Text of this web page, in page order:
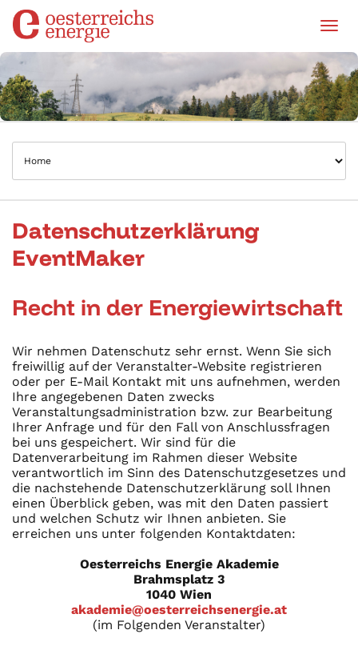
Datenschutzerklärung
EventMaker
Recht in der Energiewirtschaft
Wir nehmen Datenschutz sehr ernst. Wenn Sie sich
freiwillig auf der Veranstalter-Website registrieren
oder per E-Mail Kontakt mit uns aufnehmen, werden
Ihre angegebenen Daten zwecks
Veranstaltungsadministration bzw. zur Bearbeitung
Ihrer Anfrage und für den Fall von Anschlussfragen
bei uns gespeichert. Wir sind für die
Datenverarbeitung im Rahmen dieser Website
verantwortlich im Sinn des Datenschutzgesetzes und
die nachstehende Datenschutzerklärung soll Ihnen
einen Überblick geben, was mit den Daten passiert
und welchen Schutz wir Ihnen anbieten. Sie
erreichen uns unter folgenden Kontaktdaten:
Oesterreichs Energie Akademie
Brahmsplatz 3
1040 Wien
akademie@oesterreichsenergie.at
(im Folgenden Veranstalter)